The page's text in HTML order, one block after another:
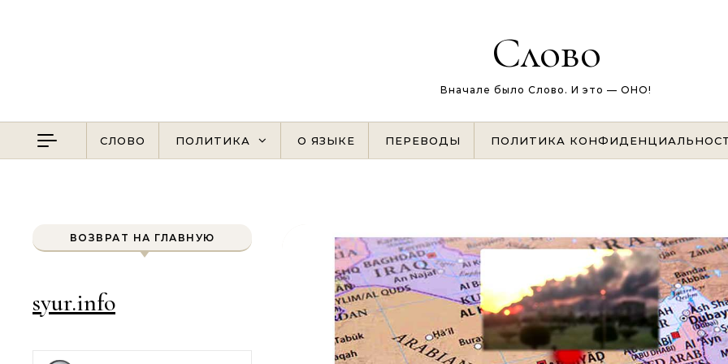
Слово
Вначале было Слово. И это — ОНО!
СЛОВО ПОЛИТИКА О ЯЗЫКЕ ПЕРЕВОДЫ ПОЛИТИКА
ВОЗВРАТ НА ГЛАВНУЮ
syur.info